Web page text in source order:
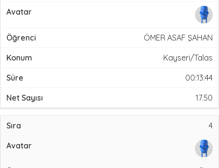
ÖMER ASAF ŞAHAN
Kayseri/Talas
00:13:44
17.50
4